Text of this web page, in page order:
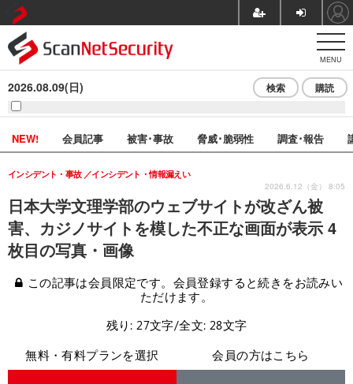
MENU
2026.08.09(日) 検索 購読
NEW! 会員記事 被害･事故 脅威･脆弱性 調査･報告
日本大学文理学部のウェブサイトが改ざん被
害、カジノサイトを模した不正な画面が表示 4
枚目の写真・画像
インシデント・事故 インシデント・情報漏えい
2026.6.12（金） 8:05
この記事は会員限定です。会員登録すると続きをお読みい
ただけます。
残り: 27文字/全文: 28文字
無料・有料プランを選択
会員の方はこちら